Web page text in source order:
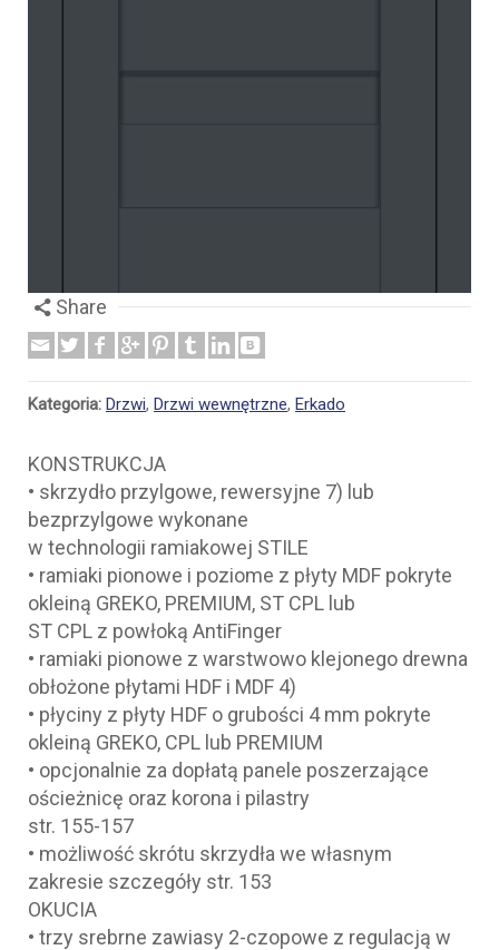
Share
Kategoria: Drzwi, Drzwi wewnętrzne, Erkado
KONSTRUKCJA
• skrzydło przylgowe, rewersyjne 7) lub
bezprzylgowe wykonane
w technologii ramiakowej STILE
• ramiaki pionowe i poziome z płyty MDF pokryte
okleiną GREKO, PREMIUM, ST CPL lub
ST CPL z powłoką AntiFinger
• ramiaki pionowe z warstwowo klejonego drewna
obłożone płytami HDF i MDF 4)
• płyciny z płyty HDF o grubości 4 mm pokryte
okleiną GREKO, CPL lub PREMIUM
• opcjonalnie za dopłatą panele poszerzające
ościeżnicę oraz korona i pilastry
str. 155-157
• możliwość skrótu skrzydła we własnym
zakresie szczegóły str. 153
OKUCIA
• trzy srebrne zawiasy 2-czopowe z regulacją w